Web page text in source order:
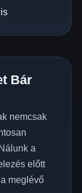
Bár
nemcsak
a
előtt
meglévő